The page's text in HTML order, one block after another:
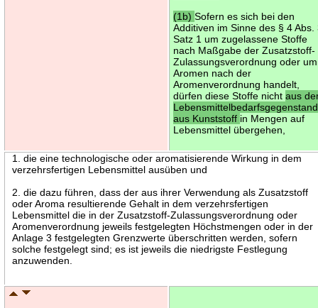
(1b)Sofern es sich bei den
Additiven im Sinne des § 4 Abs.
Satz 1 um zugelassene Stoffe
nach Maßgabe der Zusatzstoff-
Zulassungsverordnung oder um
Aromen nach der
Aromenverordnung handelt,
dürfen diese Stoffe nichtaus
Lebensmittelbedarfsgegenstand
aus Kunststoff in Mengen auf
Lebensmittel übergehen,
1. die eine technologische oder aromatisierende Wirkung in dem
verzehrsfertigen Lebensmittel ausüben und
2. die dazu führen, dass der aus ihrer Verwendung als Zusatzstoff
oder Aroma resultierende Gehalt in dem verzehrsfertigen
Lebensmittel die in der Zusatzstoff-Zulassungsverordnung oder
Aromenverordnung jeweils festgelegten Höchstmengen oder in der
Anlage 3 festgelegten Grenzwerte überschritten werden, sofern
solche festgelegt sind; es ist jeweils die niedrigste Festlegung
anzuwenden.